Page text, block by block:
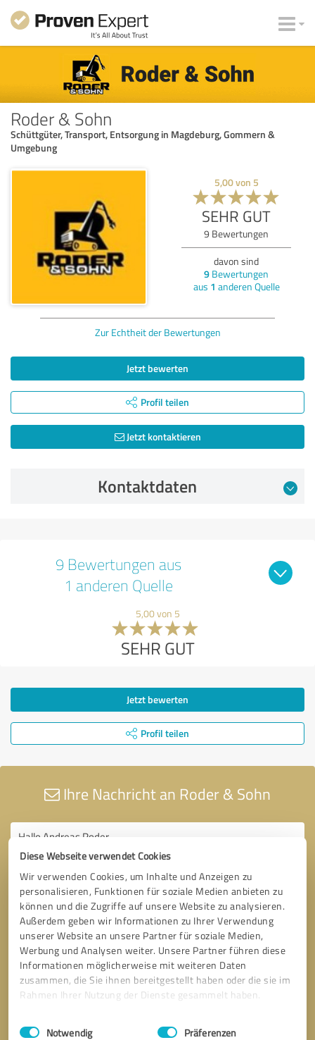
Diese Webseite verwendet Cookies
Wir verwenden Cookies, um Inhalte und Anzeigen zu
personalisieren, Funktionen für soziale Medien anbieten zu
können und die Zugriffe auf unsere Website zu analysieren.
Außerdem geben wir Informationen zu Ihrer Verwendung
unserer Website an unsere Partner für soziale Medien,
Werbung und Analysen weiter. Unsere Partner führen diese
Informationen möglicherweise mit weiteren Daten
zusammen, die Sie ihnen bereitgestellt haben oder die sie im
Rahmen Ihrer Nutzung der Dienste gesammelt haben.
Impressum Datenschutzbestimmungen
Einwilligungsauswahl
Notwendig Präferenzen
Roder & Sohn
Schüttgüter, Transport, Entsorgung in Magdeburg, Gommern &
Umgebung
5,00von 5
SEHR GUT
9 Bewertungen
davon sind
9 Bewertungen
aus 1 anderen Quelle
Zur Echtheit der Bewertungen
Jetzt bewerten
Profil teilen
Jetzt kontaktieren
Kontaktdaten
9 Bewertungen aus
1 anderen Quelle
5,00 von 5
SEHR GUT
Jetzt bewerten
Profil teilen
Ihre Nachricht an Roder & Sohn